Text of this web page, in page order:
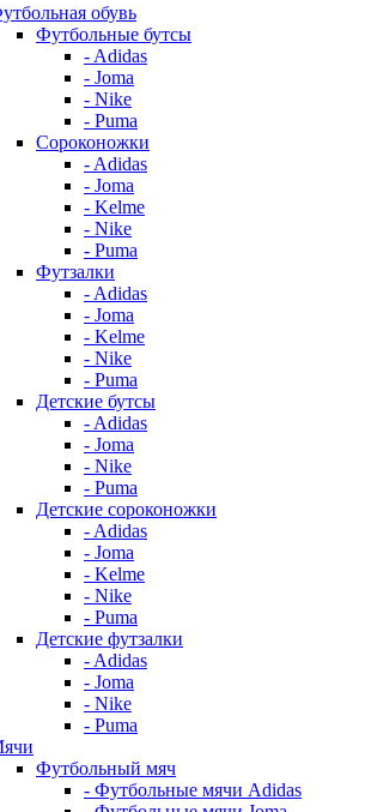
обувь
Футбольные бутсы
- Adidas
- Joma
- Nike
- Puma
Сороконожки
- Adidas
- Joma
- Kelme
- Nike
- Puma
Футзалки
- Adidas
- Joma
- Kelme
- Nike
- Puma
Детские бутсы
- Adidas
- Joma
- Nike
- Puma
Детские сороконожки
- Adidas
- Joma
- Kelme
- Nike
- Puma
Детские футзалки
- Adidas
- Joma
- Nike
- Puma
Футбольный мяч
- Футбольные мячи Adidas